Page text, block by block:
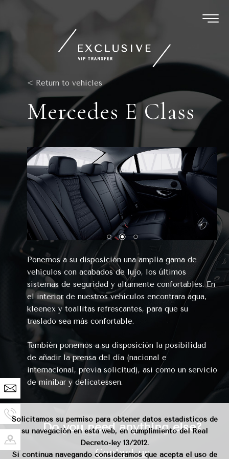
contenido
< Return to vehicles
Mercedes E Class
Ponemos a su disposición una amplia gama de
vehículos con acabados de lujo, los últimos
sistemas de seguridad y altamente confortables. En
el interior de nuestros vehículos encontrara agua,
kleenex y toallitas refrescantes, para que su
traslado sea más confortable.
También ponemos a su disposición la posibilidad
de añadir la prensa del día (nacional e
internacional, previa solicitud), así como un servicio
de minibar y delicatessen.
Do you need anything else?
Contact us
Solicitamos su permiso para obtener datos estadísticos de
su navegación en esta web, en cumplimiento del Real
Decreto-ley 13/2012.
Si continúa navegando consideramos que acepta el uso de